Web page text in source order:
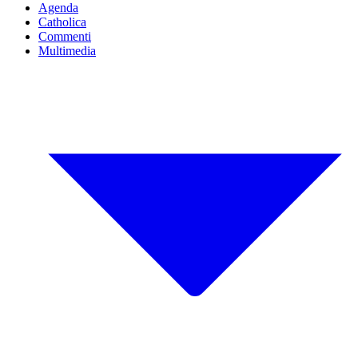
Agenda
Catholica
Commenti
Multimedia